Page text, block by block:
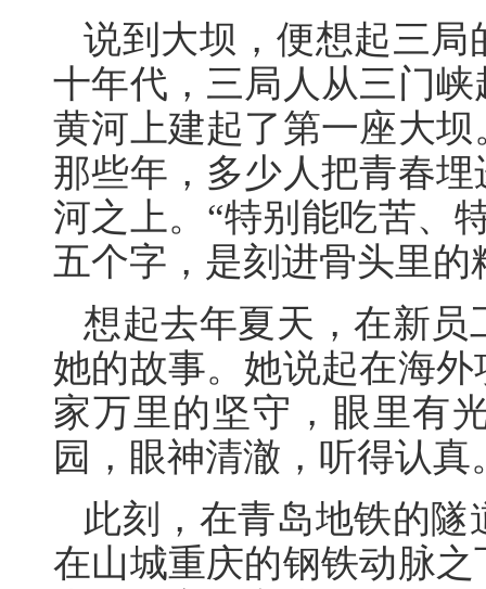
说到大坝，便想起三
十年代，三局人从三门
黄河上建起了第一座大
那些年，多少人把青春
河之上。“特别能吃苦、
五个字，是刻进骨头里的
想起去年夏天，在新
她的故事。她说起在海
家万里的坚守，眼里有
园，眼神清澈，听得认
此刻，在青岛地铁的
在山城重庆的钢铁动脉